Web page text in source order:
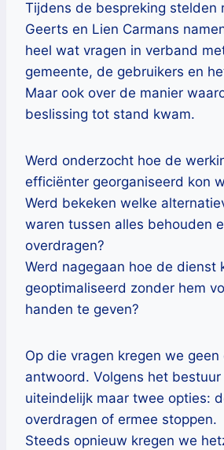
Tijdens de bespreking stelden
Geerts en Lien Carmans
heel wat vragen in verband
gemeente, de gebruikers en
Maar ook over de manier
beslissing tot stand kwam.
Werd onderzocht hoe de
efficiënter georganiseerd kon
Werd bekeken welke
waren tussen alles behouden
overdragen?
Werd nagegaan hoe de dienst
geoptimaliseerd zonder hem
handen te geven?
Op die vragen kregen we
antwoord. Volgens het
uiteindelijk maar twee opties:
overdragen of ermee stoppen.
Steeds opnieuw kregen we